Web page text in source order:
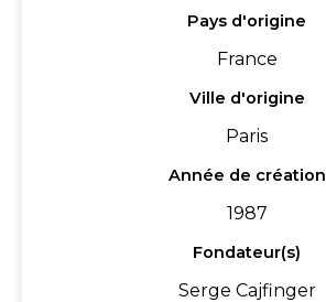
Pays d'origine
France
Ville d'origine
Paris
Année de création
1987
Fondateur(s)
Serge Cajfinger